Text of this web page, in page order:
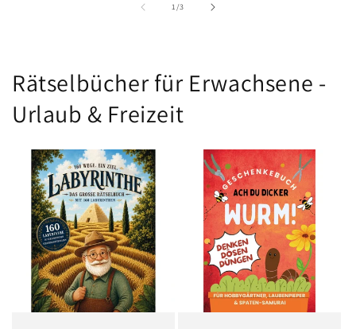
1/von
3
Rätselbücher für Erwachsene -
Urlaub & Freizeit